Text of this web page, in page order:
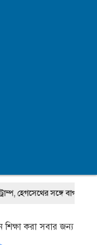
বাগ্‌যুদ্ধে জড়ান প্রেসিডেন্ট